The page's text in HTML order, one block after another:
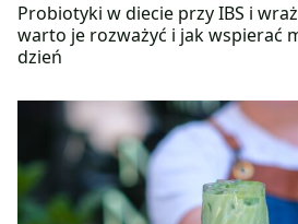
Probiotyki w diecie przy IBS i
warto je rozważyć i jak wspierać
dzień